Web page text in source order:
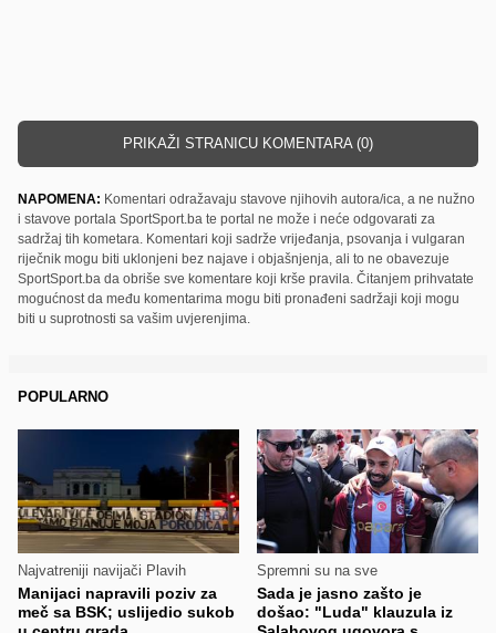
PRIKAŽI STRANICU KOMENTARA (0)
NAPOMENA: Komentari odražavaju stavove njihovih autora/ica, a ne nužno
i stavove portala SportSport.ba te portal ne može i neće odgovarati za
sadržaj tih kometara. Komentari koji sadrže vrijeđanja, psovanja i vulgaran
riječnik mogu biti uklonjeni bez najave i objašnjenja, ali to ne obavezuje
SportSport.ba da obriše sve komentare koji krše pravila. Čitanjem prihvatate
mogućnost da među komentarima mogu biti pronađeni sadržaji koji mogu
biti u suprotnosti sa vašim uvjerenjima.
POPULARNO
Najvatreniji navijači Plavih
Manijaci napravili poziv za
meč sa BSK; uslijedio sukob
Spremni su na sve
Sada je jasno zašto je
došao: "Luda" klauzula iz